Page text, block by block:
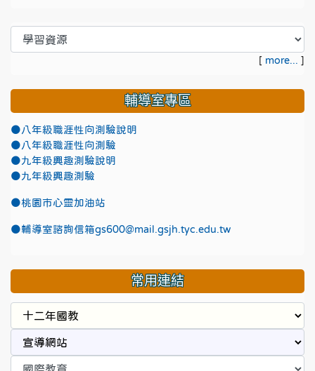
[ more... ]
輔導室專區
●八年級職涯性向測驗說明
●八年級職涯性向測驗
●九年級興趣測驗說明
●九年級興趣測驗
●桃園市心靈加油站
●輔導室諮詢信箱gs600@mail.gsjh.tyc.edu.tw
常用連結